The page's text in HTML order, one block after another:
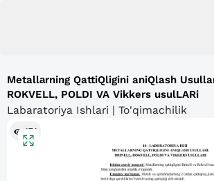
Metallаrning QattiQligini aniQlash
ROKVELL, POLDI VA Vikkers usulLARi
Labaratoriya Ishlari | To'qimachilik
174